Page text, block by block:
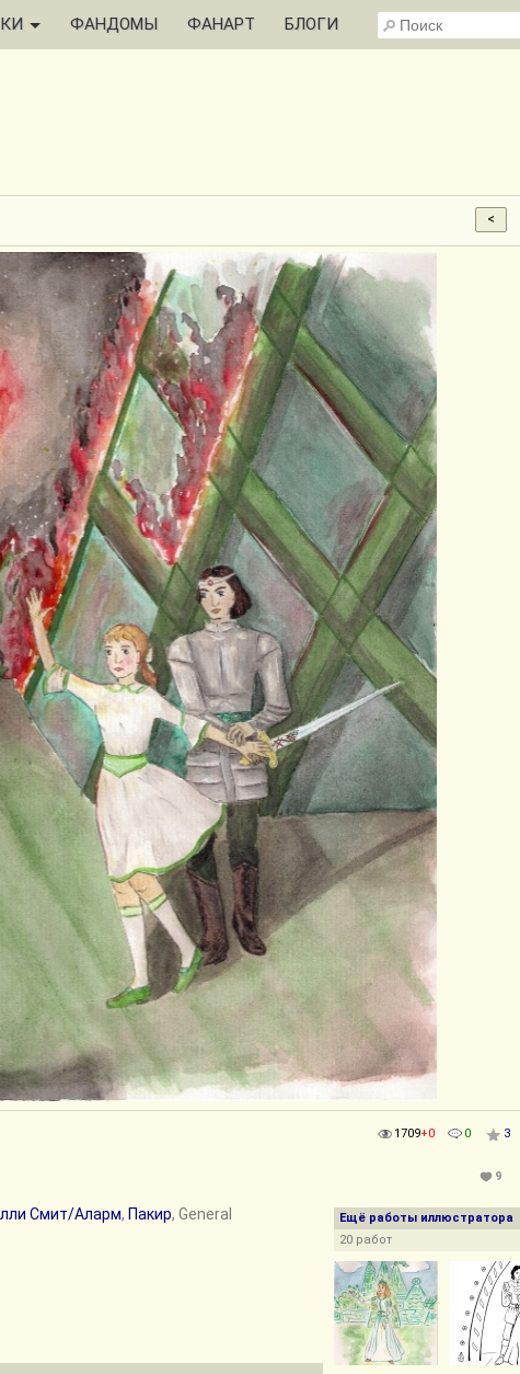
ФАНДОМЫ ФАНАРТ БЛОГИ
Смит/Аларм, Пакир, General
1709+0 0 3
9
Ещё работы иллюстратора
20 работ